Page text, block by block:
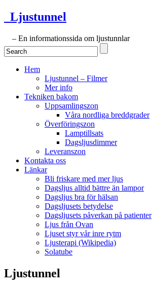
Ljustunnel
– En informationssida om ljustunnlar
Hem
Ljustunnel – Filmer
Mer info
Tekniken bakom
Uppsamlingszon
Våra nordliga breddgrader
Överföringszon
Lamptillsats
Dagsljusdimmer
Leveranszon
Kontakta oss
Länkar
Bli friskare med mer ljus
Dagsljus alltid bättre än lampor
Dagsljus bra för hälsan
Dagsljusets betydelse
Dagsljusets påverkan på patienter
Ljus från Ovan
Ljuset styr vår inre rytm
Ljusterapi (Wikipedia)
Solatube
Ljustunnel